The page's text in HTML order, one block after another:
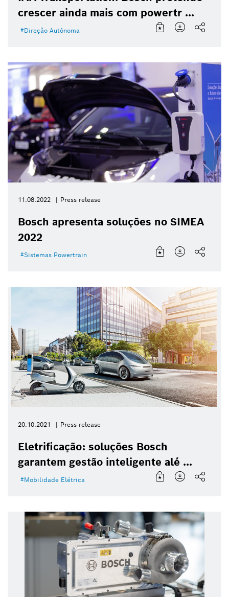
crescer ainda mais com powertr ...
Direção Autônoma
11.08.2022 Press release
Bosch apresenta soluções no SIMEA
2022
Sistemas Powertrain
20.10.2021 Press release
Eletrificação: soluções Bosch
garantem gestão inteligente alé ...
Mobilidade Elétrica